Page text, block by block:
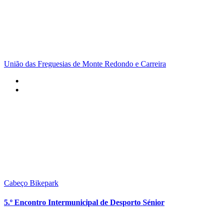
União das Freguesias de Monte Redondo e Carreira
Cabeço Bikepark
5.º Encontro Intermunicipal de Desporto Sénior